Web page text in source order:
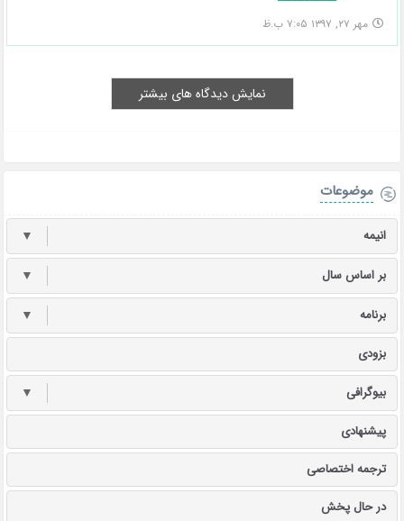
مهر ۲۷, ۱۳۹۷ ۷:۰۵ ب.ظ
نمایش دیدگاه های بیشتر
موضوعات
انیمه ▼
بر اساس سال ▼
برنامه ▼
بزودی
بیوگرافی ▼
پیشنهادی
ترجمه اختصاصی
در حال پخش